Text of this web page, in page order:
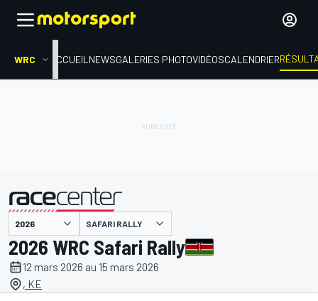
WRC ACCUEIL NEWSGALERIES PHOTOVIDÉOSCALENDRIER
présenté par SAFARI RALLY
2026 WRC Safari Rally
12 mars 2026 au 15 mars 2026
, KE